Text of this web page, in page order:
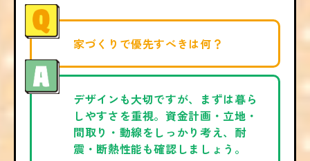
家づくりで優先すべきは何？
デザインも大切ですが、まずは暮ら
しやすさを重視。資金計画・立地・
間取り・動線をしっかり考え、耐
震・断熱性能も確認しましょう。